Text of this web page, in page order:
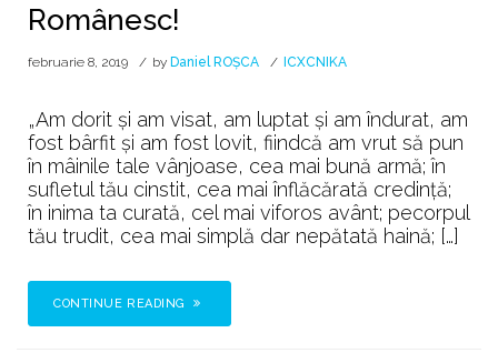
Românesc!
februarie 8, 2019 by Daniel ROȘCA ICXCNIKA
„Am dorit şi am visat, am luptat şi am îndurat, am
fost bârfit şi am fost lovit, fiindcă am vrut să pun
în mâinile tale vânjoase, cea mai bună armă; în
sufletul tău cinstit, cea mai înflăcărată credinţă;
în inima ta curată, cel mai viforos avânt; pecorpul
tău trudit, cea mai simplă dar nepătată haină; […]
CONTINUE READING